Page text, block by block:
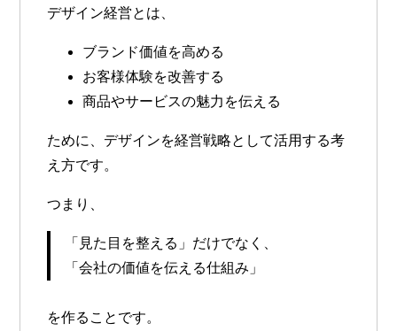
デザイン経営とは、
ブランド価値を高める
お客様体験を改善する
商品やサービスの魅力を伝える
ために、デザインを経営戦略として活用する考
え方です。
つまり、
「見た目を整える」だけでなく、
「会社の価値を伝える仕組み」
を作ることです。